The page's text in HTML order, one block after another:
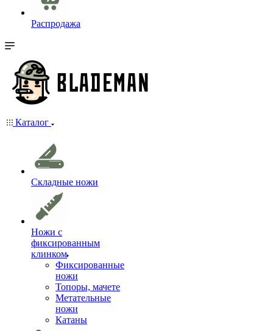
Распродажа
Каталог
Складные ножи
Ножи с
фиксированным
клинком
Фиксированные
ножи
Топоры, мачете
Метательные
ножи
Катаны